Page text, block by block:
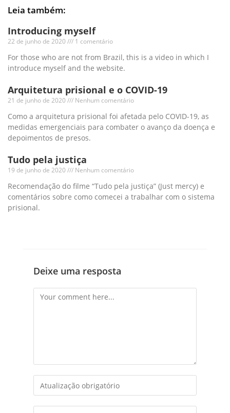
Leia também:
Introducing myself
22 de junho de 2020 1 comentário
For those who are not from Brazil, this is a video in which I
introduce myself and the website.
Arquitetura prisional e o COVID-19
21 de junho de 2020 Nenhum comentário
Como a arquitetura prisional foi afetada pelo COVID-19, as
medidas emergenciais para combater o avanço da doença e
depoimentos de presos.
Tudo pela justiça
19 de junho de 2020 Nenhum comentário
Recomendação do filme “Tudo pela justiça” (Just mercy) e
comentários sobre como comecei a trabalhar com o sistema
prisional.
Deixe uma resposta